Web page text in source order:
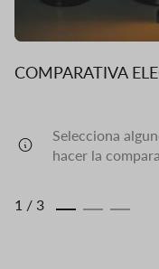
COMPARATIVA
Selecciona
hacer la
1 / 3